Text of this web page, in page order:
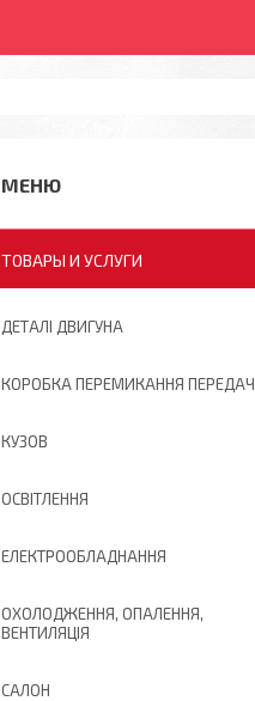
ТОВАРЫ И УСЛУГИ
ДЕТАЛІ ДВИГУНА
КОРОБКА ПЕРЕМИКАННЯ ПЕРЕДАЧ
КУЗОВ
ОСВІТЛЕННЯ
ЕЛЕКТРООБЛАДНАННЯ
ОХОЛОДЖЕННЯ, ОПАЛЕННЯ,
ВЕНТИЛЯЦІЯ
САЛОН